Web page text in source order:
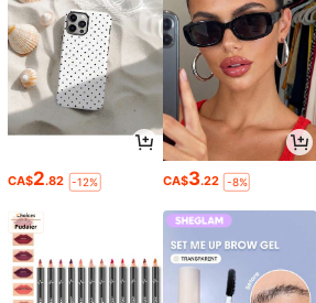
CA$2.82 -12% CA$3.22 -8%